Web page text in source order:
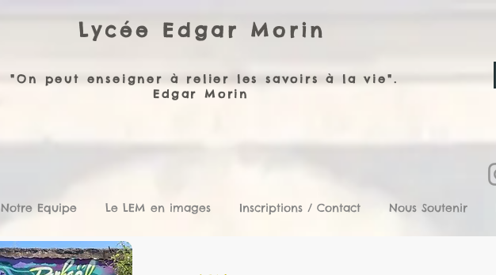
Lycée Edgar Morin
"On peut enseigner à relier les savoirs à la vie".
Edgar Morin
Notre Equipe Le LEM en images Inscriptions / Contact Nous Soutenir